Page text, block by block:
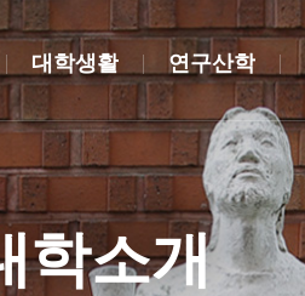
대학생활 연구산학
학소개